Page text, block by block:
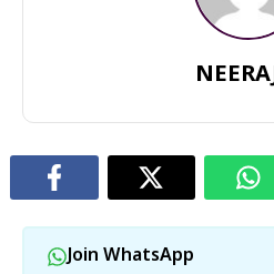
Join WhatsApp